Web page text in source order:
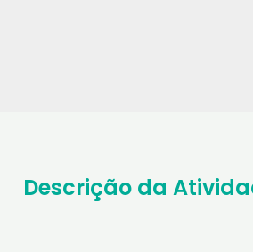
Descrição da